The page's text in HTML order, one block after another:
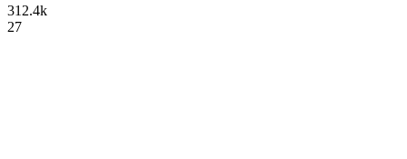
312.4k
27